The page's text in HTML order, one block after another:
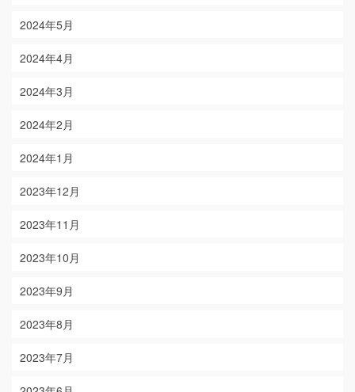
2024年5月
2024年4月
2024年3月
2024年2月
2024年1月
2023年12月
2023年11月
2023年10月
2023年9月
2023年8月
2023年7月